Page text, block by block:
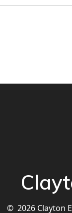
© 2026 Clayton